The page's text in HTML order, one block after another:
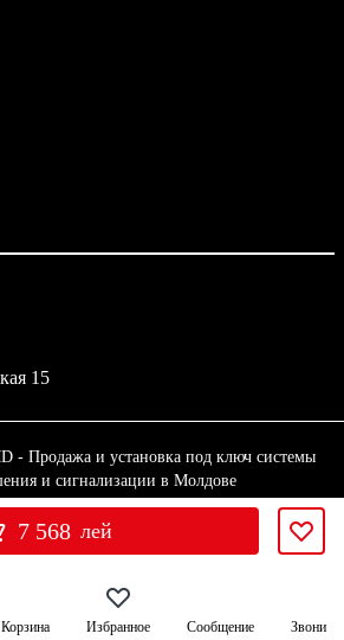
15
- Продажа и установка под ключ системы
и сигнализации в Молдове
7 568 лей
Корзина Избранное Сообщение Звони